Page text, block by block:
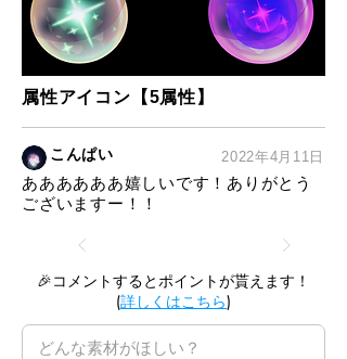
属性アイコン【5属性】
こんぱい 2022年4月11日
ああああああ嬉しいです！ありがとう
ございますー！！
🎉コメントするとポイントが貰えます！
(詳しくはこちら)